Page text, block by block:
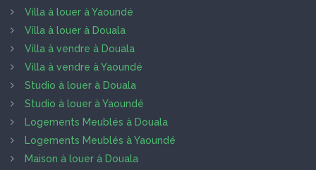
Villa à louer à Yaoundé
Villa à louer à Douala
Villa à vendre à Douala
Villa à vendre à Yaoundé
Studio à louer à Douala
Studio à louer à Yaoundé
Logements Meublés à Douala
Logements Meublés à Yaoundé
Maison à louer à Douala